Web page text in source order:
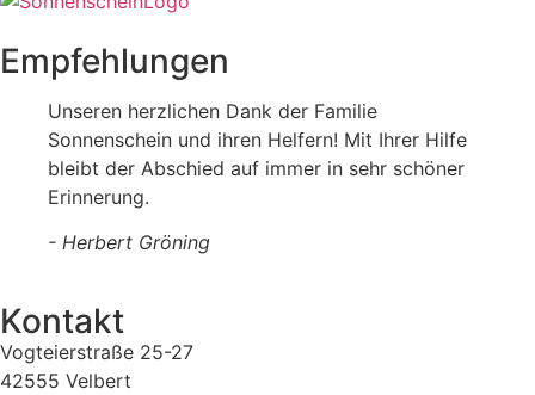
Empfehlungen
Unseren herzlichen Dank der Familie
Sonnenschein und ihren Helfern! Mit Ihrer Hilfe
bleibt der Abschied auf immer in sehr schöner
Erinnerung.
- Herbert Gröning
Kontakt
Vogteierstraße 25-27
42555 Velbert